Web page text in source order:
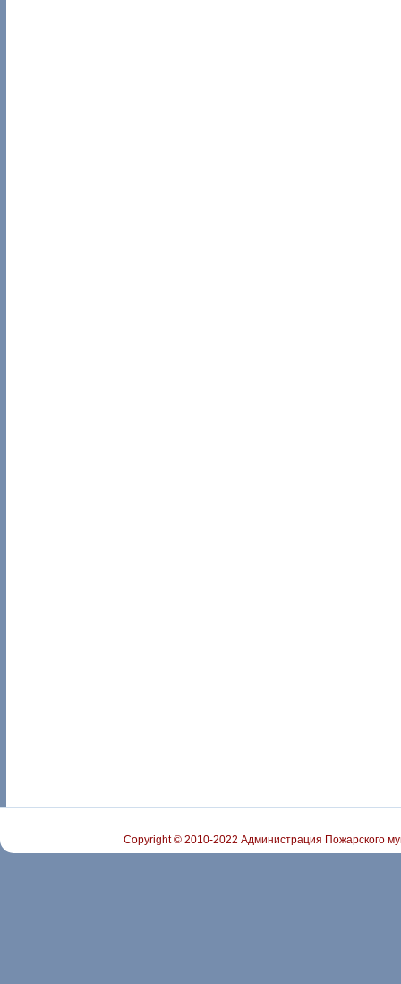
Copyright © 2010-2022 Администрация Пожарского